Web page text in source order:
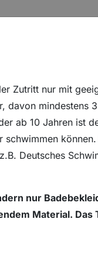
Stadtbad
Zutritt nur mit
davon mindestens
ab 10 Jahren ist
schwimmen
Deutsches
nur
Material. Das